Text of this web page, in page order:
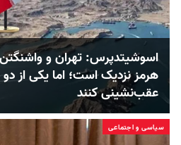
اسوشیتدپرس: تهران و
هرمز نزدیک است؛ اما یکی از
عقب‌نشینی کنند
سیاسی و اجتماعی